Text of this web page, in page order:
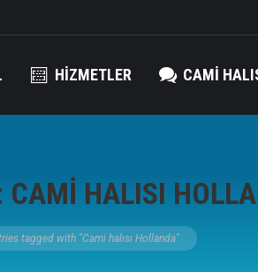
HIZMETLER CAMI
CAMI HALISI
tagged with "Cami halısı Hollanda"